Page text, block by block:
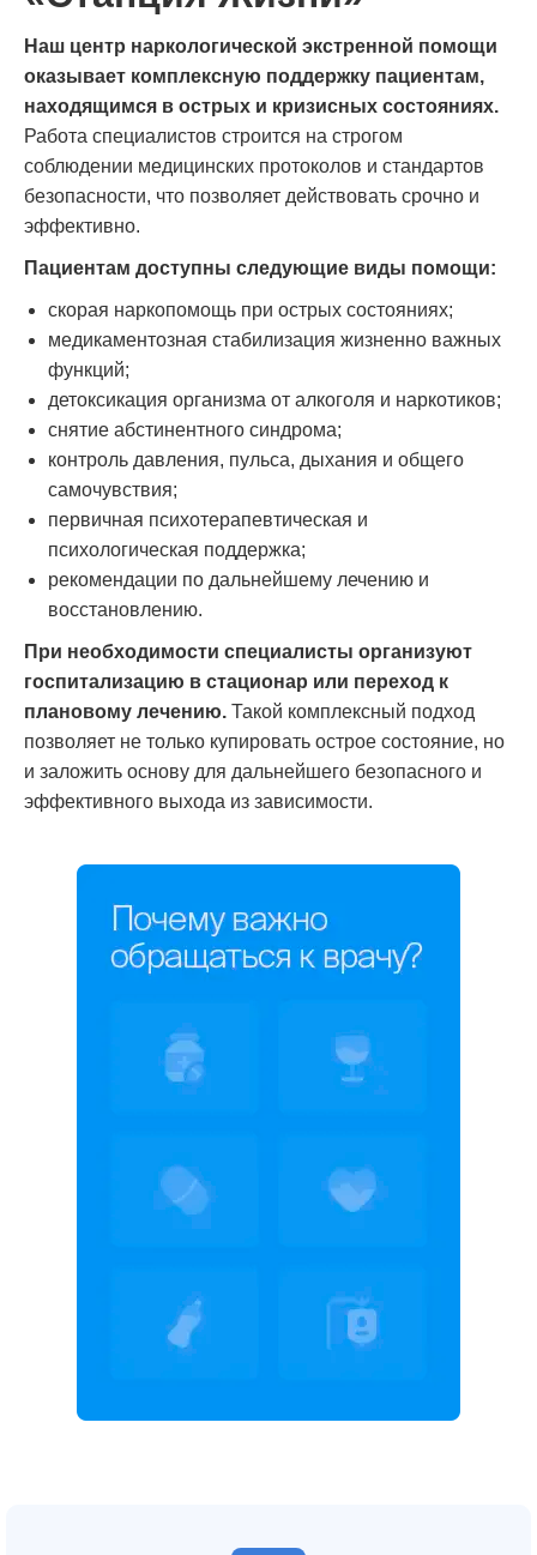
Наш центр наркологической экстренной помощи
оказывает комплексную поддержку пациентам,
находящимся в острых и кризисных состояниях.
Работа специалистов строится на строгом
соблюдении медицинских протоколов и стандартов
безопасности, что позволяет действовать срочно и
эффективно.
Пациентам доступны следующие виды помощи:
скорая наркопомощь при острых состояниях;
медикаментозная стабилизация жизненно важных
функций;
детоксикация организма от алкоголя и наркотиков;
снятие абстинентного синдрома;
контроль давления, пульса, дыхания и общего
самочувствия;
первичная психотерапевтическая и
психологическая поддержка;
рекомендации по дальнейшему лечению и
восстановлению.
При необходимости специалисты организуют
госпитализацию в стационар или переход к
плановому лечению. Такой комплексный подход
позволяет не только купировать острое состояние, но
и заложить основу для дальнейшего безопасного и
эффективного выхода из зависимости.